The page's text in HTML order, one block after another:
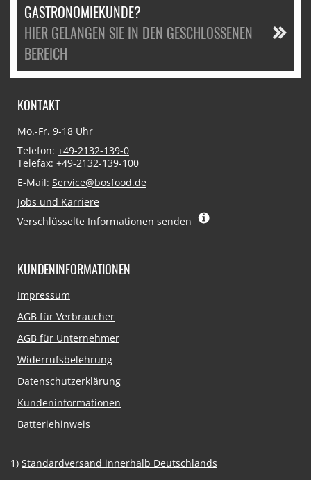
GASTRONOMIEKUNDE?
HIER GELANGEN SIE IN DEN GESCHLOSSENEN
BEREICH
KONTAKT
Mo.-Fr. 9-18 Uhr
Telefon: +49-2132-139-0
Telefax: +49-2132-139-100
E-Mail: Service@bosfood.de
Jobs und Karriere
Verschlüsselte Informationen senden
KUNDENINFORMATIONEN
Navigation
Impressum
AGB für Verbraucher
AGB für Unternehmer
Widerrufsbelehrung
Datenschutzerklärung
Kundeninformationen
Batteriehinweis
1) Standardversand innerhalb Deutschlands